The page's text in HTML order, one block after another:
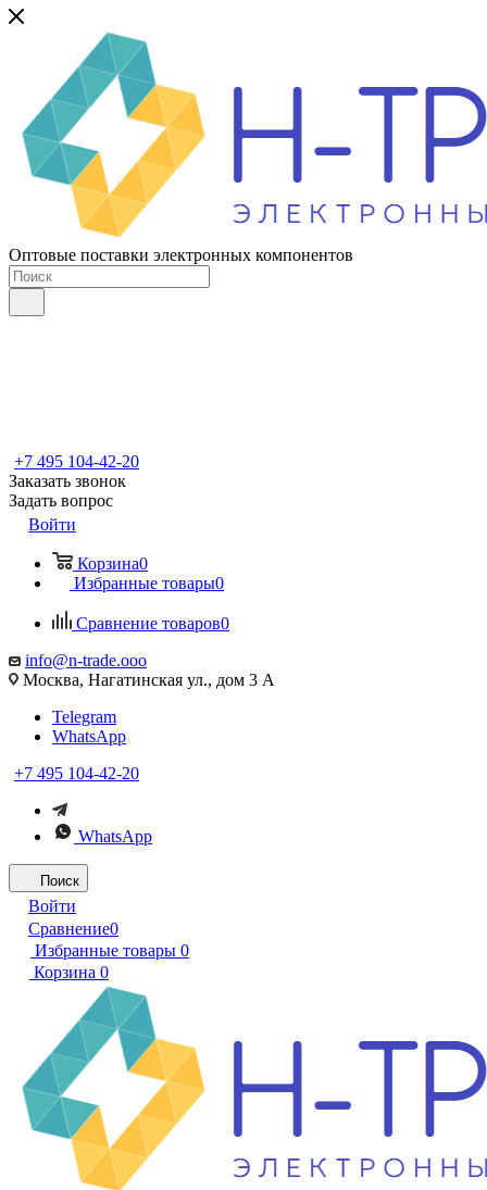
Оптовые поставки электронных компонентов
+7 495 104-42-20
Заказать звонок
Задать вопрос
Войти
Корзина0
Избранные товары0
Сравнение товаров0
info@n-trade.ooo
Москва, Нагатинская ул., дом 3 А
Telegram
WhatsApp
+7 495 104-42-20
WhatsApp
Поиск
Войти
Сравнение0
Избранные товары 0
Корзина 0